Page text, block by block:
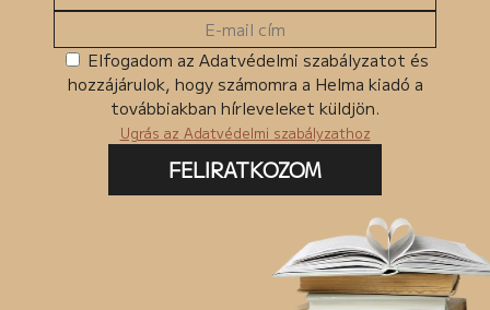
Elfogadom az Adatvédelmi szabályzatot és
hozzájárulok, hogy számomra a Helma kiadó a
továbbiakban hírleveleket küldjön.
Ugrás az Adatvédelmi szabályzathoz
FELIRATKOZOM